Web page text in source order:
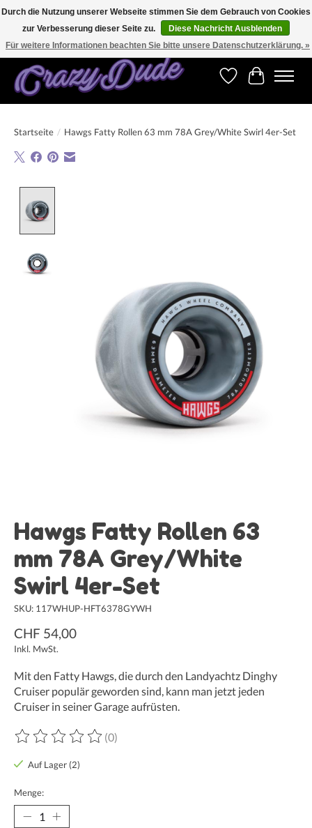
Versandkostenfrei bestellen ab CHF 200.00 in der Schweiz und ab EUR 250.00 in den
meisten Ländern weltweit.
Wunschzettel
Ihr
Startseite / Hawgs Fatty Rollen 63 mm 78A Grey/White Swirl 4er-Set
Hawgs Fatty Rollen 63
mm 78A Grey/White
Swirl 4er-Set
SKU: 117WHUP-HFT6378GYWH
CHF 54,00
Inkl. MwSt.
Mit den Fatty Hawgs, die durch den Landyachtz Dinghy
Cruiser populär geworden sind, kann man jetzt jeden
Cruiser in seiner Garage aufrüsten.
Die Bewertung dieses Produkts ist
(0)
Auf Lager (2)
Menge:
Durch die Nutzung unserer Webseite stimmen Sie dem Gebrauch von Cookies
zur Verbesserung dieser Seite zu.
Diese Nachricht Ausblenden
Für weitere Informationen beachten Sie bitte unsere Datenschutzerklärung. »